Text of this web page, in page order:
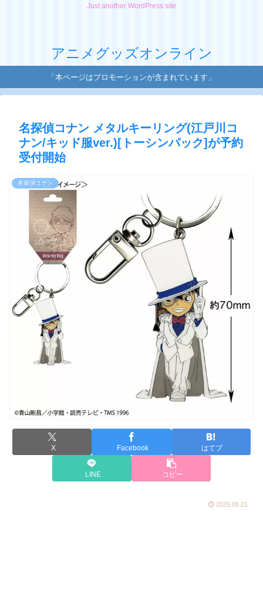
Just another WordPress site
アニメグッズオンライン
「本ページはプロモーションが含まれています」
名探偵コナン メタルキーリング(江戸川コ
ナン/キッド服ver.)[トーシンパック]が予約
受付開始
名探偵コナン
X Facebook はてブ
LINE コピー
2025.05.21